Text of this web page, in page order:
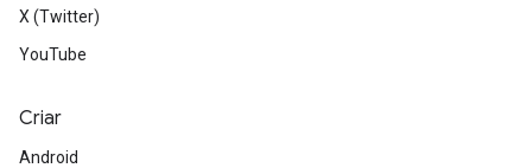
X (Twitter)
YouTube
Criar
Android